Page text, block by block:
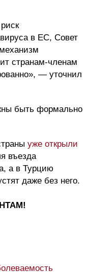
в ЕС, Совет
странам-членам
— уточнил
быть формально
уже открыли
въезда
а в Турцию
даже без него.